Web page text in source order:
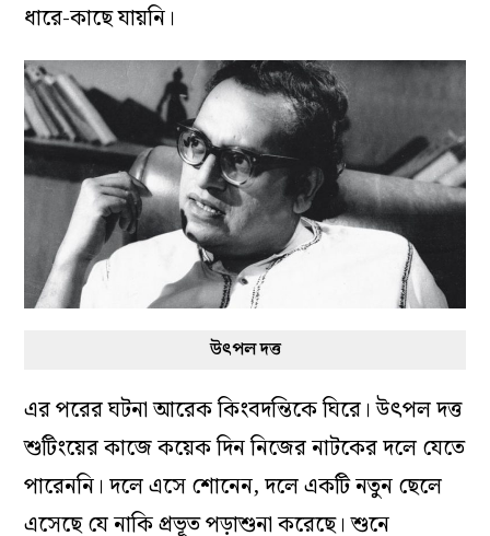
ধারে-কাছে যায়নি।
উৎপল দত্ত
এর পরের ঘটনা আরেক কিংবদন্তিকে ঘিরে। উৎপল দত্ত
শুটিংয়ের কাজে কয়েক দিন নিজের নাটকের দলে যেতে
পারেননি। দলে এসে শোনেন, দলে একটি নতুন ছেলে
এসেছে যে নাকি প্রভূত পড়াশুনা করেছে। শুনে